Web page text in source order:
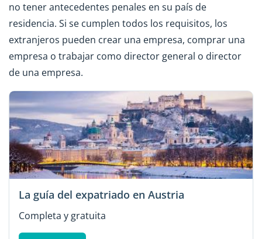
no tener antecedentes penales en su país de
residencia. Si se cumplen todos los requisitos, los
extranjeros pueden crear una empresa, comprar una
empresa o trabajar como director general o director
de una empresa.
La guía del expatriado en Austria
Completa y gratuita